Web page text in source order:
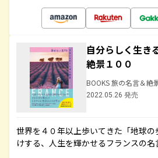
自分らしく生き
絶景１００
BOOKS 旅の名言＆絶
2022.05.26 発売
世界を４０年以上歩いてきた「地球
けする、人生を輝かせるフランスの